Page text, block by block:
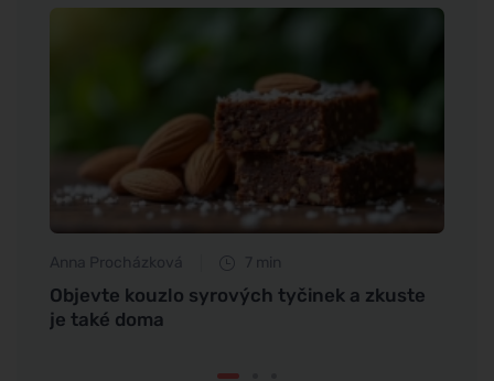
Anna Procházková 7 min
Objevte kouzlo syrových tyčinek a zkuste
je také doma